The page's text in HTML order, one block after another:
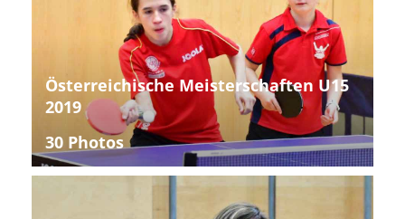
Österreichische Meisterschaften U15
2019
30 Photos